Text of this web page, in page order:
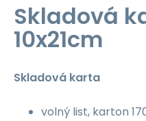
Skladová
10x21cm
Skladová karta
volný list, karton